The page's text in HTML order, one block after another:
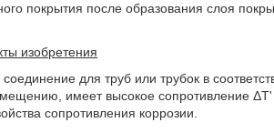
покрытия после образования слоя
изобретения
соединение для труб или трубок в
имеет высокое сопротивление
сопротивления коррозии.